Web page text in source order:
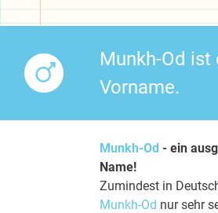
Munkh-Od
Vorname.
Munkh-Od - ein
Name!
Zumindest in
Munkh-Od nur sehr